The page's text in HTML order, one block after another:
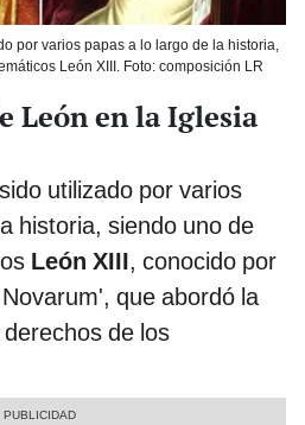
por varios papas a lo largo de la historia,
León XIII. Foto: composición LR
León en la Iglesia
utilizado por varios
historia, siendo uno de
León XIII, conocido por
que abordó la
de los